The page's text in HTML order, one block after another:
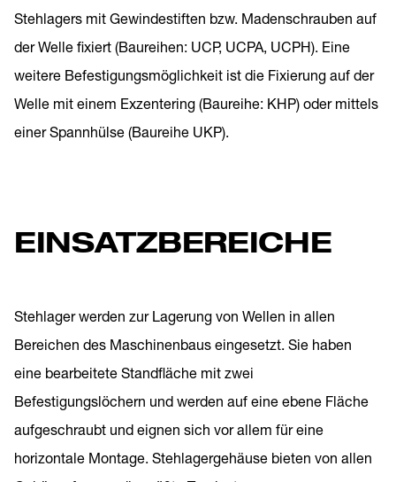
Stehlagers mit Gewindestiften bzw. Madenschrauben auf
der Welle fixiert (Baureihen: UCP, UCPA, UCPH). Eine
weitere Befestigungsmöglichkeit ist die Fixierung auf der
Welle mit einem Exzentering (Baureihe: KHP) oder mittels
einer Spannhülse (Baureihe UKP).
EINSATZBEREICHE
Stehlager werden zur Lagerung von Wellen in allen
Bereichen des Maschinenbaus eingesetzt. Sie haben
eine bearbeitete Standfläche mit zwei
Befestigungslöchern und werden auf eine ebene Fläche
aufgeschraubt und eignen sich vor allem für eine
horizontale Montage. Stehlagergehäuse bieten von allen